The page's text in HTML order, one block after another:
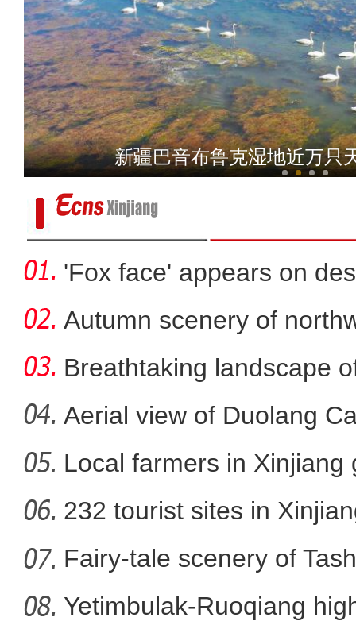
新疆特克斯县：秋日
新疆阿克苏边境管理支队民
新疆巴音布鲁克湿地近万只
'Fox face' appears on
Autumn scenery of
Breathtaking landscape
Aerial view of Duolang
Local farmers in Xinjiang
232 tourist sites in
Fairy-tale scenery of
Yetimbulak-Ruoqiang